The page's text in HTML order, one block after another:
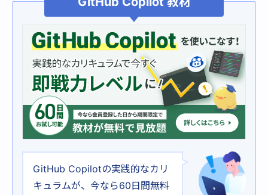
GitHub Copilotの実践的なカリ
キュラムが、今なら60日間無料